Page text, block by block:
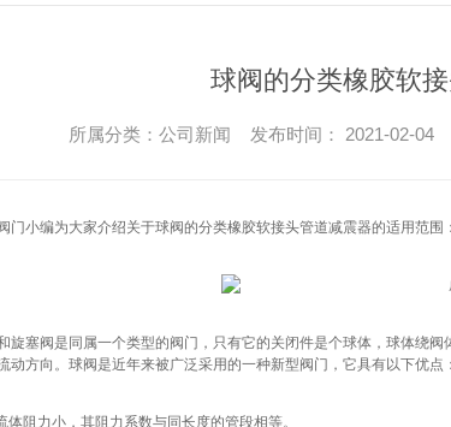
球阀的分类橡胶软
所属分类：公司新闻 发布时间： 2021-02-04
门小编为大家介绍关于球阀的分类橡胶软接头管道减震器的适用范围：
旋塞阀是同属一个类型的阀门，只有它的关闭件是个球体，球体绕
动方向。球阀是近年来被广泛采用的一种新型阀门，它具有以下优点：
体阻力小，其阻力系数与同长度的管段相等。